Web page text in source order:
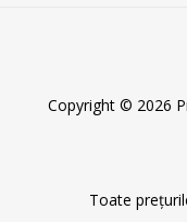
Copyright © 2026
Toate